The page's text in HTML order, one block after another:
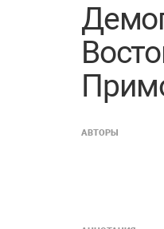
АВТОРЫ